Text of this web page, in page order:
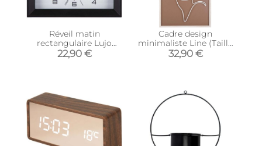
Réveil matin
rectangulaire Lujo
(Noir)
22,90 €
Cadre design
minimaliste Line (Taille
1)
32,90 €